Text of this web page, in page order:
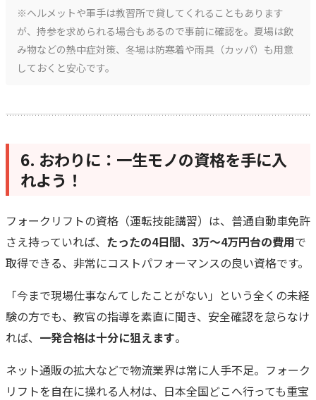
※ヘルメットや軍手は教習所で貸してくれることもあります
が、持参を求められる場合もあるので事前に確認を。夏場は飲
み物などの熱中症対策、冬場は防寒着や雨具（カッパ）も用意
しておくと安心です。
6. おわりに：一生モノの資格を手に入
れよう！
フォークリフトの資格（運転技能講習）は、普通自動車免許
さえ持っていれば、 たったの4日間、3万〜4万円台の費用で
取得できる、非常にコストパフォーマンスの良い資格です。
「今まで現場仕事なんてしたことがない」という全くの未経
験の方でも、教官の指導を素直に聞き、安全確認を怠らなけ
れば、 一発合格は十分に狙えます。
ネット通販の拡大などで物流業界は常に人手不足。フォーク
リフトを自在に操れる人材は、日本全国どこへ行っても重宝